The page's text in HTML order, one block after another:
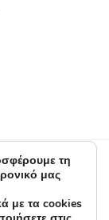
& Partners
τη
μας
με τα cookies